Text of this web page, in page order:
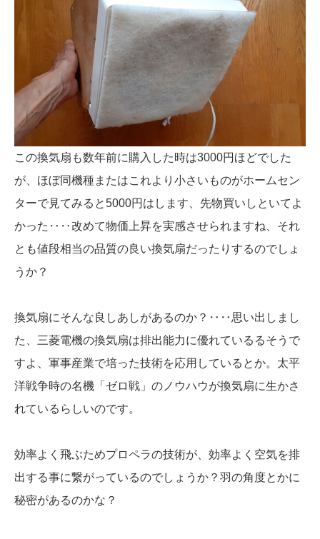
この換気扇も数年前に購入した時は3000円ほどでした
が、ほぼ同機種またはこれより小さいものがホームセン
ターで見てみると5000円はします、先物買いしといてよ
かった‥‥改めて物価上昇を実感させられますね、それ
とも値段相当の品質の良い換気扇だったりするのでしょ
うか？
換気扇にそんな良しあしがあるのか？‥‥思い出しまし
た、三菱電機の換気扇は排出能力に優れているるそうで
すよ、軍事産業で培った技術を応用しているとか。太平
洋戦争時の名機「ゼロ戦」のノウハウが換気扇に生かさ
れているらしいのです。
効率よく飛ぶためプロペラの技術が、効率よく空気を排
出する事に繋がっているのでしょうか？羽の角度とかに
秘密があるのかな？